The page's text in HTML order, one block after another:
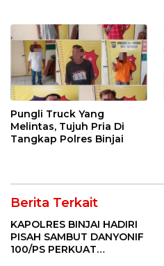
Pungli Truck Yang
Melintas, Tujuh Pria Di
Tangkap Polres Binjai
Berita Terkait
KAPOLRES BINJAI HADIRI
PISAH SAMBUT DANYONIF
100/PS PERKUAT